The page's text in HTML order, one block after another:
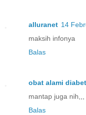
alluranet 14
maksih infonya
Balas
obat alami
mantap juga
Balas